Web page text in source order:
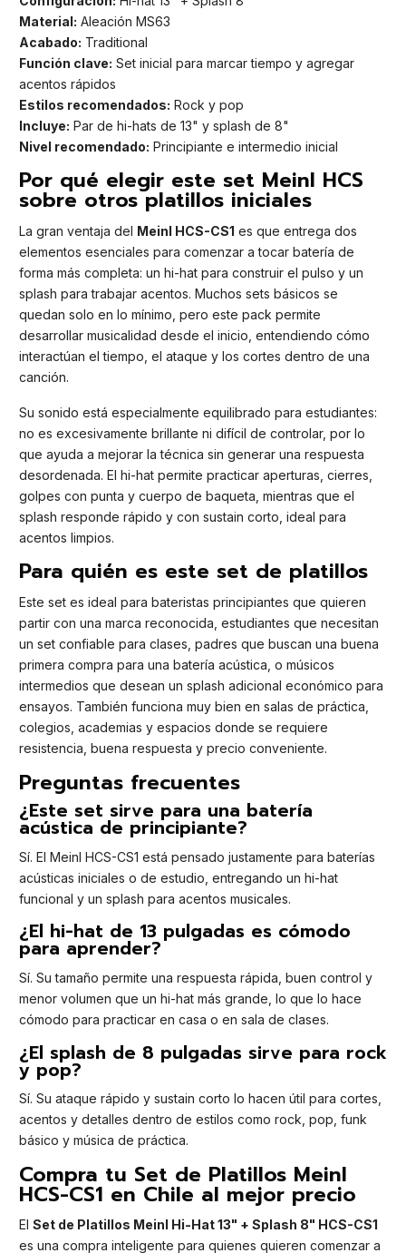
Material: Aleación MS63
Acabado: Traditional
Función clave: Set inicial para marcar tiempo y agregar
acentos rápidos
Estilos recomendados: Rock y pop
Incluye: Par de hi-hats de 13" y splash de 8"
Nivel recomendado: Principiante e intermedio inicial
Por qué elegir este set Meinl HCS
sobre otros platillos iniciales
La gran ventaja del Meinl HCS-CS1 es que entrega dos
elementos esenciales para comenzar a tocar batería de
forma más completa: un hi-hat para construir el pulso y un
splash para trabajar acentos. Muchos sets básicos se
quedan solo en lo mínimo, pero este pack permite
desarrollar musicalidad desde el inicio, entendiendo cómo
interactúan el tiempo, el ataque y los cortes dentro de una
canción.
Su sonido está especialmente equilibrado para estudiantes:
no es excesivamente brillante ni difícil de controlar, por lo
que ayuda a mejorar la técnica sin generar una respuesta
desordenada. El hi-hat permite practicar aperturas, cierres,
golpes con punta y cuerpo de baqueta, mientras que el
splash responde rápido y con sustain corto, ideal para
acentos limpios.
Para quién es este set de platillos
Este set es ideal para bateristas principiantes que quieren
partir con una marca reconocida, estudiantes que necesitan
un set confiable para clases, padres que buscan una buena
primera compra para una batería acústica, o músicos
intermedios que desean un splash adicional económico para
ensayos. También funciona muy bien en salas de práctica,
colegios, academias y espacios donde se requiere
resistencia, buena respuesta y precio conveniente.
Preguntas frecuentes
¿Este set sirve para una batería
acústica de principiante?
Sí. El Meinl HCS-CS1 está pensado justamente para baterías
acústicas iniciales o de estudio, entregando un hi-hat
funcional y un splash para acentos musicales.
¿El hi-hat de 13 pulgadas es cómodo
para aprender?
Sí. Su tamaño permite una respuesta rápida, buen control y
menor volumen que un hi-hat más grande, lo que lo hace
cómodo para practicar en casa o en sala de clases.
¿El splash de 8 pulgadas sirve para rock
y pop?
Sí. Su ataque rápido y sustain corto lo hacen útil para cortes,
acentos y detalles dentro de estilos como rock, pop, funk
básico y música de práctica.
Compra tu Set de Platillos Meinl
HCS-CS1 en Chile al mejor precio
El Set de Platillos Meinl Hi-Hat 13" + Splash 8" HCS-CS1
es una compra inteligente para quienes quieren comenzar a